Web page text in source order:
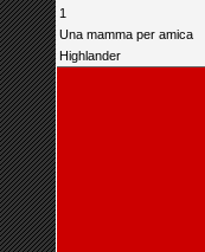
1
Una mamma per amica
Highlander